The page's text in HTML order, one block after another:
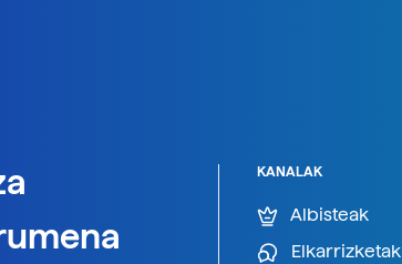
KANALAK
Albisteak
Elkarrizketak